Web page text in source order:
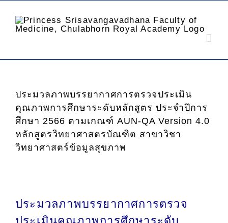
ประมวลภาพบรรยากาศการตรวจประเมิน
คุณภาพการศึกษาระดับหลักสูตร ประจำปีการ
ศึกษา 2566 ตามเกณฑ์ AUN-QA Version 4.0
หลักสูตรวิทยาศาสตรบัณฑิต สาขาวิชา
วิทยาศาสตร์ข้อมูลสุขภาพ
ประมวลภาพบรรยากาศการตรวจ